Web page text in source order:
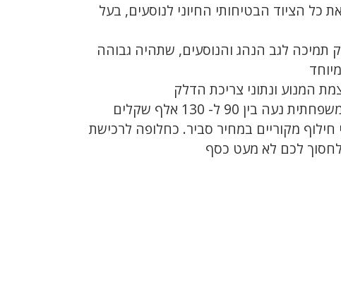
הציוד הבטיחותי החיוני לנוסעים, בעל
לגב הנהג והנוסעים, שתהיה גבוהה
המנוע ונתוני צריכת הדלק
• מחיר – הגדירו לעצמכם מסגרת תקציב שתוכלו לעמוד בה. קחו בחשבון שעלות סבירה למכונית משפחתית נעה בין 90 ל- 130 אלף שקלים
מקוריים במחיר סביר. כחלופה לרכישת
ולחסוך לכם לא מעט כסף